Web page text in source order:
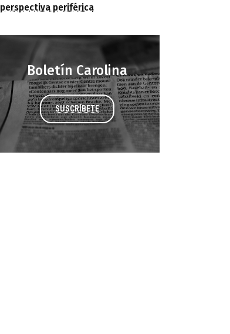
perspectiva periférica
Boletín Carolina
SUSCRÍBETE